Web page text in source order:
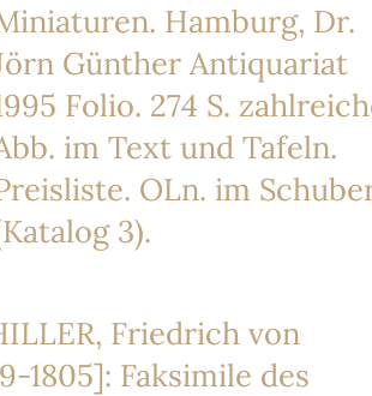
Hamburg, Dr.
Günther Antiquariat
Folio. 274 S.
im Text und Tafeln.
OLn. im
3).
Friedrich von
1805]: Faksimile des